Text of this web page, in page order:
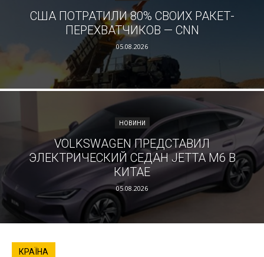
США ПОТРАТИЛИ 80% СВОИХ РАКЕТ-
ПЕРЕХВАТЧИКОВ — CNN
05.08.2026
НОВИНИ
VOLKSWAGEN ПРЕДСТАВИЛ
ЭЛЕКТРИЧЕСКИЙ СЕДАН JETTA M6 В
КИТАЕ
05.08.2026
КРАЇНА